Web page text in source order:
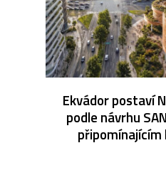
Ekvádor postaví
podle návrhu
připomínajícím